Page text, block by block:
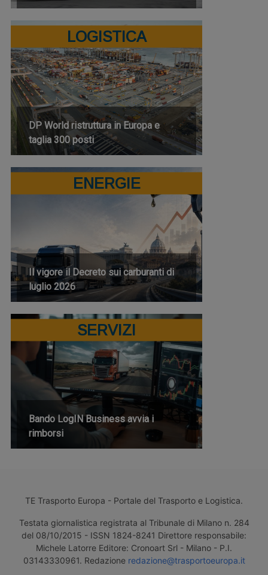
LOGISTICA
DP World ristruttura in Europa e
taglia 300 posti
ENERGIE
Il vigore il Decreto sui carburanti di
luglio 2026
SERVIZI
Bando LogIN Business avvia i
rimborsi
TE Trasporto Europa - Portale del Trasporto e Logistica.
Testata giornalistica registrata al Tribunale di Milano n. 284
del 08/10/2015 - ISSN 1824-8241 Direttore responsabile:
Michele Latorre Editore: Cronoart Srl - Milano - P.I.
03143330961. Redazione redazione@trasportoeuropa.it